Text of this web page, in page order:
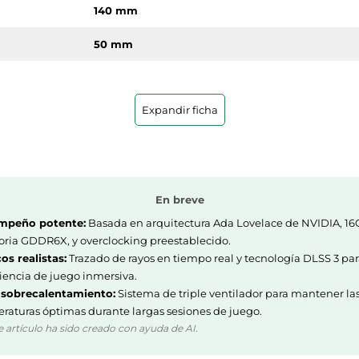
140 mm
50 mm
3 Ventilador(es)
Expandir ficha
En breve
potente:Basada en arquitectura Ada Lovelace de NVIDIA,
GDDR6X, y overclocking preestablecido.
realistas:Trazado de rayos en tiempo real y tecnología DLSS 3
de juego inmersiva.
Sistema de triple ventilador para mantener
óptimas durante largas sesiones de juego.
artículo ha sido creado con ayuda de AI.